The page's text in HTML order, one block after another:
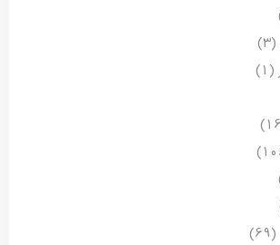
(3)
(1)
(69)